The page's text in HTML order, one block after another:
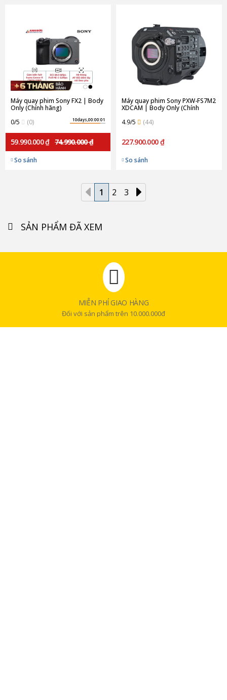
Máy quay phim Sony FX2 | Body
Only (Chính hãng)
0/5
(0) 10days,00:00:01
59.990.000 ₫ 74.990.000 ₫
So sánh
Máy quay phim Sony PXW-FS7M2
XDCAM | Body Only (Chính
4.9/5
(44)
227.900.000 ₫
So sánh
1 2 3
SẢN PHẨM ĐÃ XEM
MIỄN PHÍ GIAO HÀNG
Đối với sản phẩm trên 10.000.000đ